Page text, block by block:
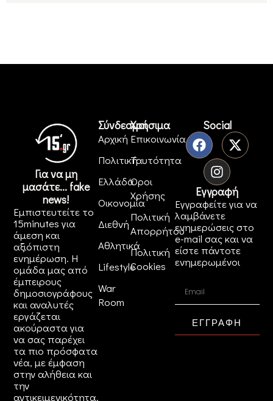
Για να μη
μασάτε... fake
news!
Εμπιστευτείτε το
15minutes για
άμεση και
αξιόπιστη
ενημέρωση. Η
ομάδα μας από
έμπειρους
δημοσιογράφους
και αναλυτές
εργάζεται
ακούραστα για
να σας παρέχει
τα πιο πρόσφατα
νέα, με έμφαση
στην αλήθεια και
την
αντικειμενικότητα.
Σύνδεσμοι
Αρχική
Πολιτική
Ελλάδα
Οικονομία
Διεθνή
Αθλητικά
Lifestyle
War
Room
Χρήσιμα
Επικοινωνία
Ταυτότητα
Όροι
Χρήσης
Πολιτική
Απορρήτου
Πολιτική
Cookies
Social
Εγγραφή
Εγγραφείτε για να
λαμβάνετε
ενημερώσεις στο
e-mail σας και να
είστε πάντοτε
ενημερωμένοι
ΕΓΓΡΑΦΗ